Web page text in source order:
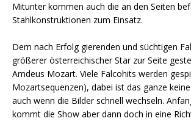
Mitunter kommen auch die an den Seiten
Stahlkonstruktionen zum Einsatz.
Dem nach Erfolg gierenden und süchtigen
größerer österreichischer Star zur Seite
Amdeus Mozart. Viele Falcohits werden
Mozartsequenzen), dabei ist das ganze
auch wenn die Bilder schnell wechseln.
kommt die Show aber dann doch in eine